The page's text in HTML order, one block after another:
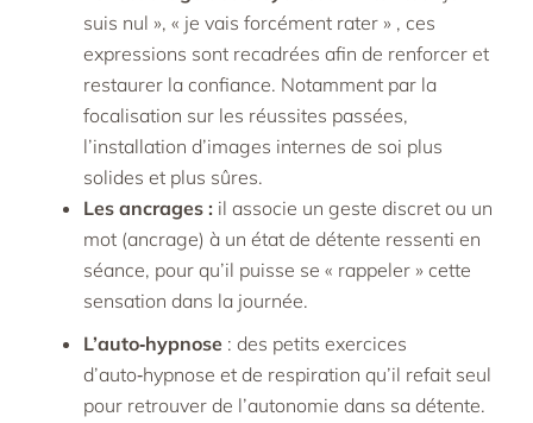
suis nul », « je vais forcément rater » , ces
expressions sont recadrées afin de renforcer et
restaurer la confiance. Notamment par la
focalisation sur les réussites passées,
l’installation d’images internes de soi plus
solides et plus sûres.
Les ancrages : il associe un geste discret ou un
mot (ancrage) à un état de détente ressenti en
séance, pour qu’il puisse se « rappeler » cette
sensation dans la journée.
L’auto‑hypnose : des petits exercices
d’auto‑hypnose et de respiration qu’il refait seul
pour retrouver de l’autonomie dans sa détente.